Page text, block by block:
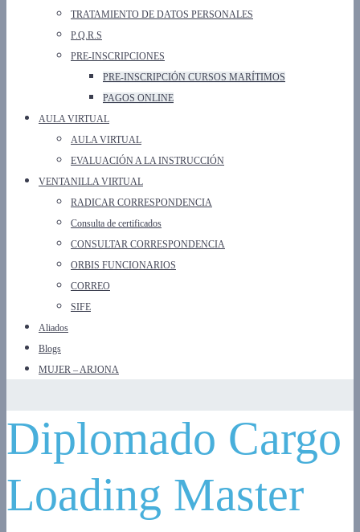
TRATAMIENTO DE DATOS PERSONALES
P.Q.R.S
PRE-INSCRIPCIONES
PRE-INSCRIPCIÓN CURSOS MARÍTIMOS
PAGOS ONLINE
AULA VIRTUAL
AULA VIRTUAL
EVALUACIÓN A LA INSTRUCCIÓN
VENTANILLA VIRTUAL
RADICAR CORRESPONDENCIA
Consulta de certificados
CONSULTAR CORRESPONDENCIA
ORBIS FUNCIONARIOS
CORREO
SIFE
Aliados
Blogs
MUJER – ARJONA
Diplomado Cargo
Loading Master